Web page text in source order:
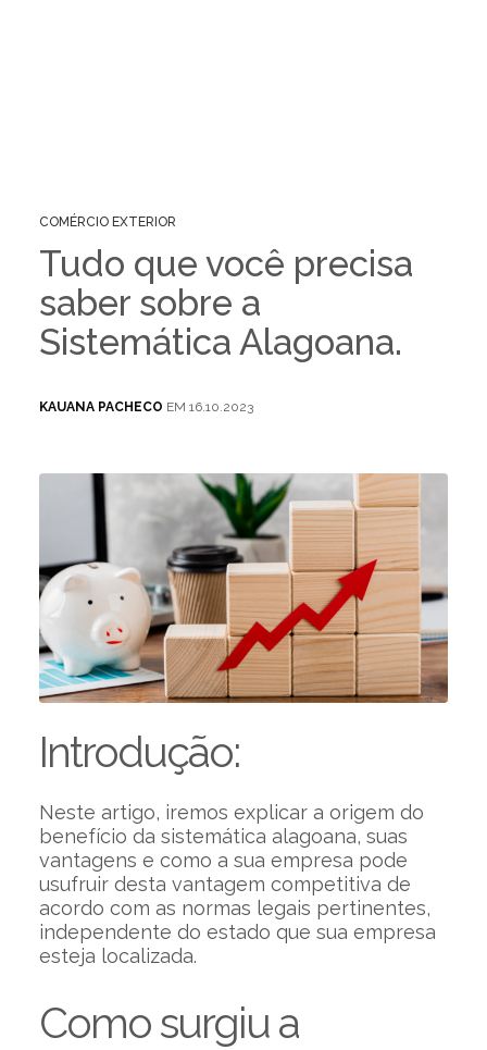
COMÉRCIO EXTERIOR
Tudo que você precisa
saber sobre a
Sistemática Alagoana.
KAUANA PACHECO EM 16.10.2023
Introdução:
Neste artigo, iremos explicar a origem do
benefício da sistemática alagoana, suas
vantagens e como a sua empresa pode
usufruir desta vantagem competitiva de
acordo com as normas legais pertinentes,
independente do estado que sua empresa
esteja localizada.
Como surgiu a